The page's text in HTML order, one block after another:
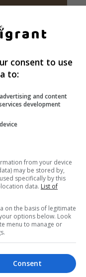
consent to use
to:
and content
development
from your device
may be stored by,
specifically by this
data. List of
on the basis of legitimate
options below. Look
menu to manage or
Consent